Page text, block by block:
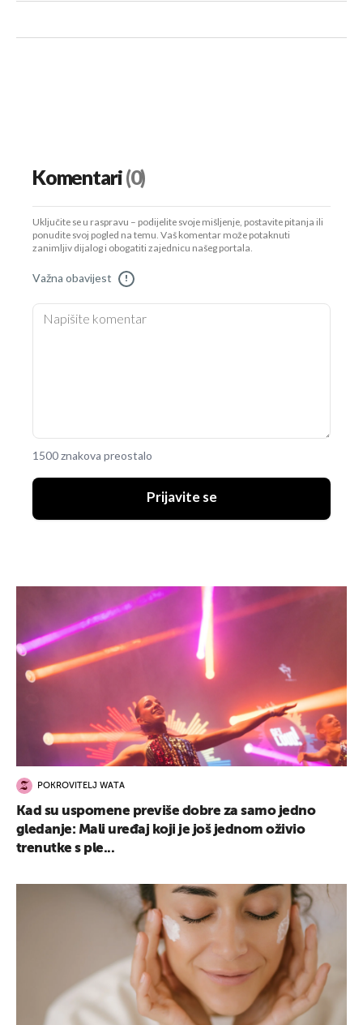
Komentari(0)
Uključite se u raspravu – podijelite svoje mišljenje, postavite pitanja ili
ponudite svoj pogled na temu. Vaš komentar može potaknuti
zanimljiv dijalog i obogatiti zajednicu našeg portala.
Važna obavijest !
1500 znakova preostalo
Prijavite se
POKROVITELJ WATA
Kad su uspomene previše dobre za samo jedno
gledanje: Mali uređaj koji je još jednom oživio
trenutke s ple...